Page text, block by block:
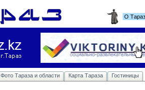
О
Фото Тараза и области Карта Тараза Гостиницы